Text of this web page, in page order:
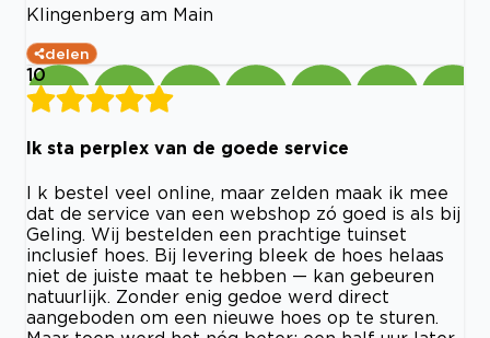
Klingenberg am Main
delen
10
Ik sta perplex van de goede service
I k bestel veel online, maar zelden maak ik mee
dat de service van een webshop zó goed is als bij
Geling. Wij bestelden een prachtige tuinset
inclusief hoes. Bij levering bleek de hoes helaas
niet de juiste maat te hebben — kan gebeuren
natuurlijk. Zonder enig gedoe werd direct
aangeboden om een nieuwe hoes op te sturen.